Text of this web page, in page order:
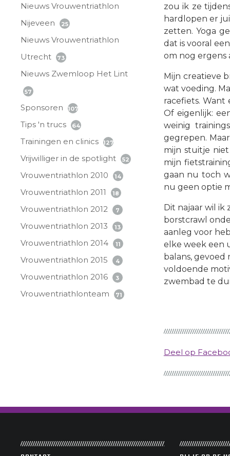
Nieuws Vrouwentriathlon
Nijeveen
25
Nieuws Vrouwentriathlon
Utrecht
73
Nieuws Zwemloop Het Lint
57
Sponsoren 107
Tips 'n trucs 64
Trainingen en clinics 127
Vrijwilliger in de spotlight 52
Vrouwentriathlon 2010 14
Vrouwentriathlon 2011 18
Vrouwentriathlon 2012 7
Vrouwentriathlon 2013 13
Vrouwentriathlon 2014 11
Vrouwentriathlon 2015 4
Vrouwentriathlon 2016 3
Vrouwentriathlonteam 71
zou ik ze
hardlopen er
zetten. Yoga
dat is vooral
om nog ergens
Mijn creatieve
wat voeding.
racefiets. Want
Of eigenlijk:
weinig
gegrepen.
mijn stuitje
mijn
gaan nu toch
nu geen optie
Dit najaar wil
borstcrawl
aanleg voor
elke week een
balans, gevoed
voldoende
zwembad te
Deel op